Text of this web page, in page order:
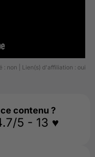
: non | Lien(s) d'affiliation : oui
contenu ?
5 - 13 ♥️